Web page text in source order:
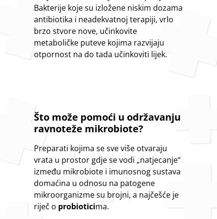
Bakterije koje su izložene niskim dozama
antibiotika i neadekvatnoj terapiji, vrlo
brzo stvore nove, učinkovite
metaboličke puteve kojima razvijaju
otpornost na do tada učinkoviti lijek.
Što može pomoći u održavanju
ravnoteže mikrobiote?
Preparati kojima se sve više otvaraju
vrata u prostor gdje se vodi „natjecanje“
između mikrobiote i imunosnog sustava
domaćina u odnosu na patogene
mikroorganizme su brojni, a najčešće je
riječ o probioticima.